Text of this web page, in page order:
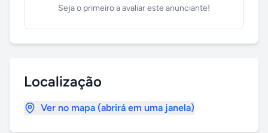
Seja o primeiro a avaliar este anunciante!
Localização
Ver no mapa (abrirá em uma janela)